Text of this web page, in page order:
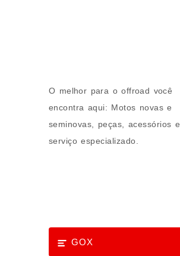
O melhor para o offroad você
encontra aqui: Motos novas e
seminovas, peças, acessórios e
serviço especializado.
GOX